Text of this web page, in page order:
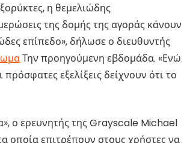
η θεμελιώδης
της δομής της αγοράς κάνουν
επίπεδο», δήλωσε ο διευθυντής
Την προηγούμενη εβδομάδα. «Ενώ
εξελίξεις δείχνουν ότι το
ο ερευνητής της Grayscale Michael
οποία επιτρέπουν στους χρήστες να